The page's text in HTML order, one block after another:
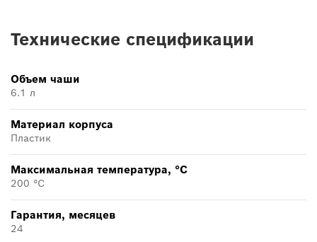
Технические спецификации
Объем чаши
6.1 л
Материал корпуса
Пластик
Максимальная температура, °С
200 °С
Гарантия, месяцев
24